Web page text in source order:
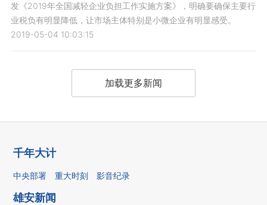
发《2019年全国减轻企业负担工作实施方案》，明确要确保主要行
业税负有明显降低，让市场主体特别是小微企业有明显感受。
2019-05-04 10:03:15
加载更多新闻
千年大计
中央部署 重大时刻 影音纪录
雄安新闻